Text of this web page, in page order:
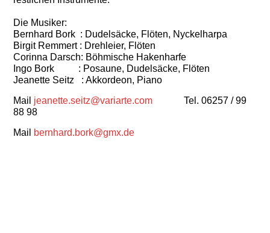
Die Musiker:
Bernhard Bork : Dudelsäcke, Flöten, Nyckelharpa
Birgit Remmert : Drehleier, Flöten
Corinna Darsch: Böhmische Hakenharfe
Ingo Bork : Posaune, Dudelsäcke, Flöten
Jeanette Seitz : Akkordeon, Piano
Mail jeanette.seitz@variarte.com Tel. 06257 / 99
88 98
Mail bernhard.bork@gmx.de